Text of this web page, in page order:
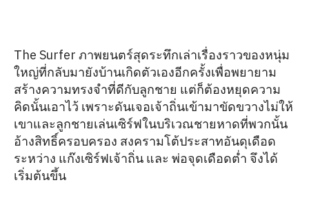
The Surfer ภาพยนตร์สุดระทึกเล่าเรื่องราวของหนุ่ม
ใหญ่ที่กลับมายังบ้านเกิดตัวเองอีกครั้งเพื่อพยายาม
สร้างความทรงจำที่ดีกับลูกชาย แต่ก็ต้องหยุดความ
คิดนั้นเอาไว้ เพราะดันเจอเจ้าถิ่นเข้ามาขัดขวางไม่ให้
เขาและลูกชายเล่นเซิร์ฟในบริเวณชายหาดที่พวกนั้น
อ้างสิทธิ์ครอบครอง สงครามโต้ประสาทอันดุเดือด
ระหว่าง แก๊งเซิร์ฟเจ้าถิ่น และ พ่อจุดเดือดต่ำ จึงได้
เริ่มต้นขึ้น